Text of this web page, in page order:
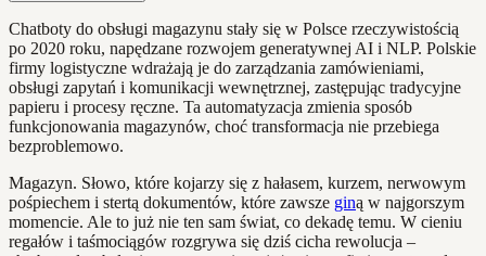
Chatboty do obsługi magazynu stały się w Polsce rzeczywistością
po 2020 roku, napędzane rozwojem generatywnej AI i NLP. Polskie
firmy logistyczne wdrażają je do zarządzania zamówieniami,
obsługi zapytań i komunikacji wewnętrznej, zastępując tradycyjne
papieru i procesy ręczne. Ta automatyzacja zmienia sposób
funkcjonowania magazynów, choć transformacja nie przebiega
bezproblemowo.
Magazyn. Słowo, które kojarzy się z hałasem, kurzem, nerwowym
pośpiechem i stertą dokumentów, które zawsze giną w najgorszym
momencie. Ale to już nie ten sam świat, co dekadę temu. W cieniu
regałów i taśmociągów rozgrywa się dziś cicha rewolucja –